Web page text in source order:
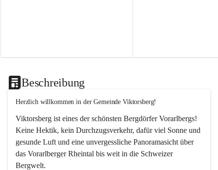
Beschreibung
Herzlich willkommen in der Gemeinde Viktorsberg!
Viktorsberg ist eines der schönsten Bergdörfer Vorarlbergs!
Keine Hektik, kein Durchzugsverkehr, dafür viel Sonne und
gesunde Luft und eine unvergessliche Panoramasicht über
das Vorarlberger Rheintal bis weit in die Schweizer
Bergwelt.